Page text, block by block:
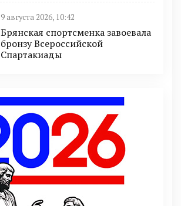
9 августа 2026, 10:42
Брянская спортсменка завоевала
бронзу Всероссийской
Спартакиады